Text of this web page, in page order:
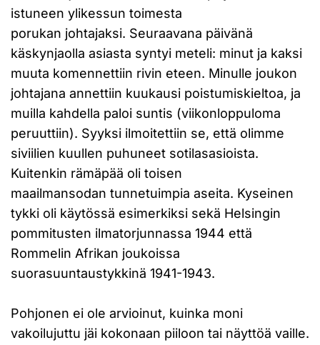
istuneen ylikessun toimesta
porukan johtajaksi. Seuraavana päivänä
käskynjaolla asiasta syntyi meteli: minut ja kaksi
muuta komennettiin rivin eteen. Minulle joukon
johtajana annettiin kuukausi poistumiskieltoa, ja
muilla kahdella paloi suntis (viikonloppuloma
peruuttiin). Syyksi ilmoitettiin se, että olimme
siviilien kuullen puhuneet sotilasasioista.
Kuitenkin rämäpää oli toisen
maailmansodan tunnetuimpia aseita. Kyseinen
tykki oli käytössä esimerkiksi sekä Helsingin
pommitusten ilmatorjunnassa 1944 että
Rommelin Afrikan joukoissa
suorasuuntaustykkinä 1941-1943.
Pohjonen ei ole arvioinut, kuinka moni
vakoilujuttu jäi kokonaan piiloon tai näyttöä vaille.